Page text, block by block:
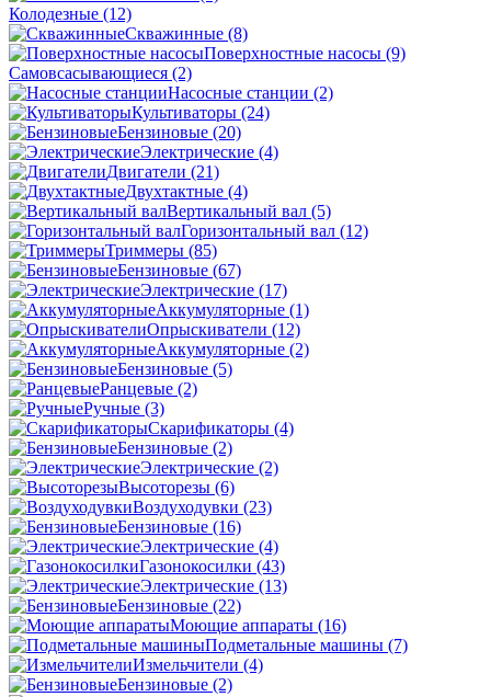
Колодезные (12)
Скважинные (8)
Поверхностные насосы (9)
Самовсасывающиеся (2)
Насосные станции (2)
Культиваторы (24)
Бензиновые (20)
Электрические (4)
Двигатели (21)
Двухтактные (4)
Вертикальный вал (5)
Горизонтальный вал (12)
Триммеры (85)
Бензиновые (67)
Электрические (17)
Аккумуляторные (1)
Опрыскиватели (12)
Аккумуляторные (2)
Бензиновые (5)
Ранцевые (2)
Ручные (3)
Скарификаторы (4)
Бензиновые (2)
Электрические (2)
Высоторезы (6)
Воздуходувки (23)
Бензиновые (16)
Электрические (4)
Газонокосилки (43)
Электрические (13)
Бензиновые (22)
Моющие аппараты (16)
Подметальные машины (7)
Измельчители (4)
Бензиновые (2)